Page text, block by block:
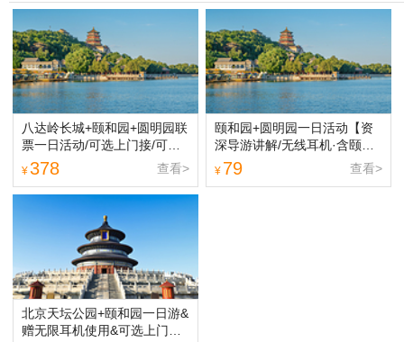
八达岭长城+颐和园+圆明园联
票一日活动/可选上门接/可选
小团【[团型亮点]巴士散客拼
团/可选小团/私人包车一家一
团，任您选择！】
¥378 查看>
颐和园+圆明园一日活动【资
深导游讲解/无线耳机·含颐和
园联票】【[品质保证]全程无
购物，不进店，不进暗店】
¥ 79 查看>
北京天坛公园+颐和园一日游&
赠无限耳机使用&可选上门接·